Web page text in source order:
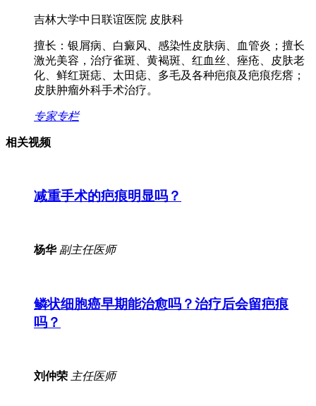
吉林大学中日联谊医院 皮肤科
擅长： 银屑病、白癜风、感染性皮肤病、血管炎；擅长
激光美容，治疗雀斑、黄褐斑、红血丝、痤疮、皮肤老
化、鲜红斑痣、太田痣、多毛及各种疤痕及疤痕疙瘩；
皮肤肿瘤外科手术治疗。
专家专栏
相关视频
减重手术的疤痕明显吗？
杨华 副主任医师
鳞状细胞癌早期能治愈吗？治疗后会留疤痕
吗？
刘仲荣 主任医师